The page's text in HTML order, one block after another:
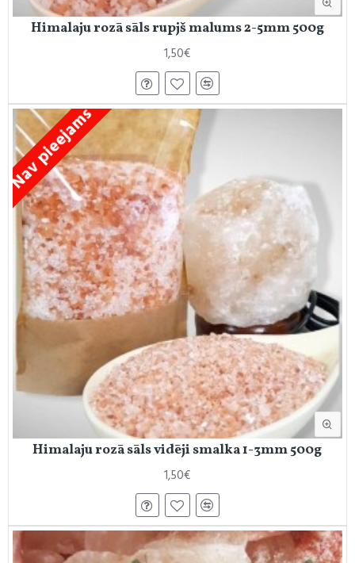
Himalaju rozā sāls rupjš malums 2-5mm 500g
1,50€
Nav pieejams
Himalaju rozā sāls vidēji smalka 1-3mm 500g
1,50€